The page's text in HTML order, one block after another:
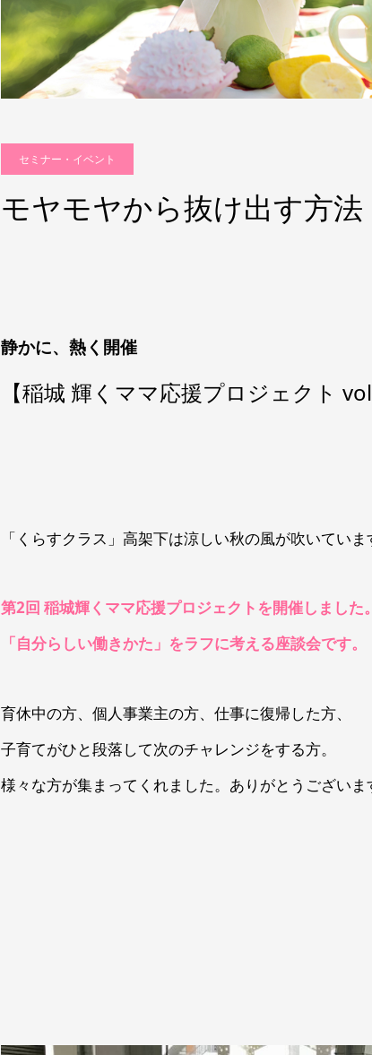
セミナー・イベント
モヤモヤから抜け出す方法
静かに、熱く開催
【稲城 輝くママ応援プロジェクト
「くらすクラス」高架下は涼しい秋の風が吹いていま
第2回 稲城輝くママ応援プロジェクトを開催しました
「自分らしい働きかた」をラフに考える座談会です。
育休中の方、個人事業主の方、仕事に復帰した方、
子育てがひと段落して次のチャレンジをする方。
様々な方が集まってくれました。ありがとうございま